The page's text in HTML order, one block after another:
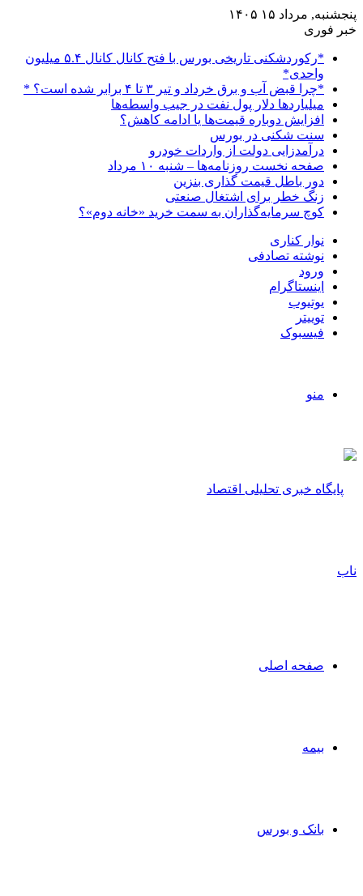
پنجشنبه, مرداد ۱۵ ۱۴۰۵
خبر فوری
*رکوردشکنی تاریخی بورس با فتح کانال کانال ۵.۴ میلیون
واحدی*
*چرا قبض آب و برق خرداد و تیر ۳ تا ۴ برابر شده است؟ *
میلیاردها دلار پول نفت در جیب واسطه‌ها
افزایش دوباره قیمت‌ها یا ادامه کاهش؟
سنت شکنی در بورس
درآمدزایی دولت از واردات خودرو
صفحه نخست روزنامه‌ها – شنبه ۱۰ مرداد
دور باطل قیمت گذاری بنزین
زنگ خطر برای اشتغال صنعتی
کوچ سرمایه‌گذاران به سمت خرید «خانه دوم»؟
نوار کناری
نوشته تصادفی
ورود
اینستاگرام
یوتیوب
توییتر
فیسبوک
منو
صفحه اصلی
بیمه
بانک و بورس